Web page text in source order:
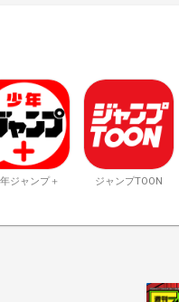
ジャンプ＋ ジャンプTOON